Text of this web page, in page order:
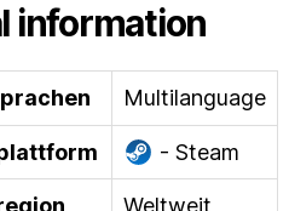
information
Multilanguage
- Steam
Weltweit